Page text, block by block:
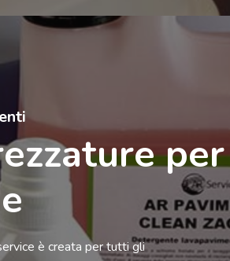
per
è creata per tutti gli